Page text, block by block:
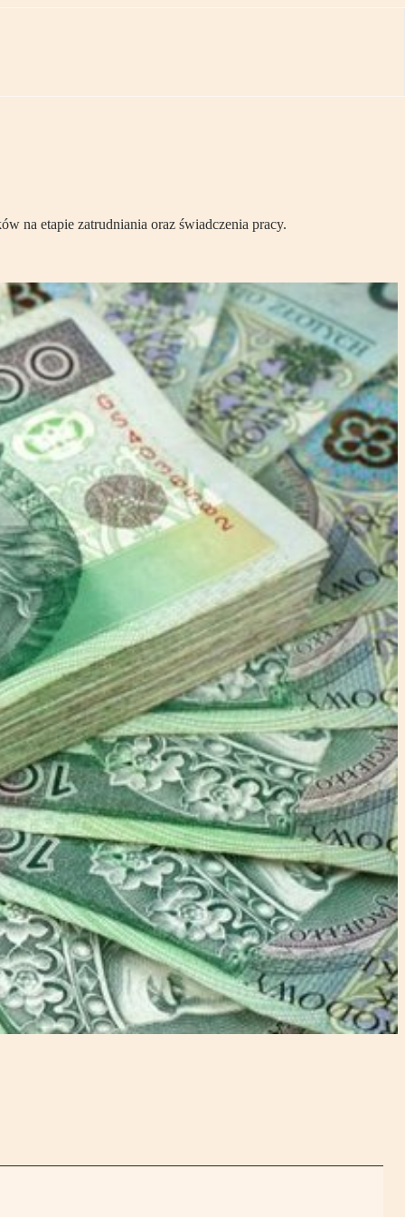
na etapie zatrudniania oraz świadczenia pracy.